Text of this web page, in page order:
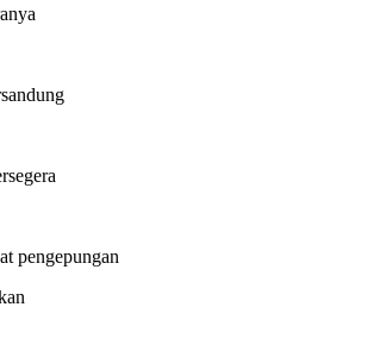
pengepungan